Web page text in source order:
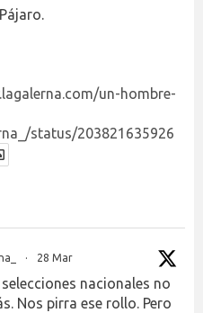
un-hombre-
status/203821635926
· 28 Mar
nacionales no
Nos pirra ese rollo. Pero